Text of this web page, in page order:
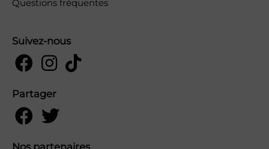
Questions fréquentes
Suivez-nous
Partager
Nos partenaires